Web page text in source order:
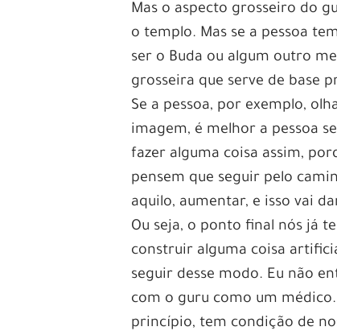
Mas o aspecto grosseiro do
o templo. Mas se a pessoa
ser o Buda ou algum outro
grosseira que serve de base
Se a pessoa, por exemplo,
imagem, é melhor a pessoa
fazer alguma coisa assim,
pensem que seguir pelo
aquilo, aumentar, e isso vai
Ou seja, o ponto final nós já
construir alguma coisa
seguir desse modo. Eu não
com o guru como um
princípio, tem condição de